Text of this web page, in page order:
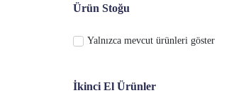
Ağaç Kesme Makinesi
Çapalama Makinesi
Çim Havalandırma Makinesi
Ürün Stoğu
Yalnızca mevcut ürünleri göster
İkinci El Ürünler